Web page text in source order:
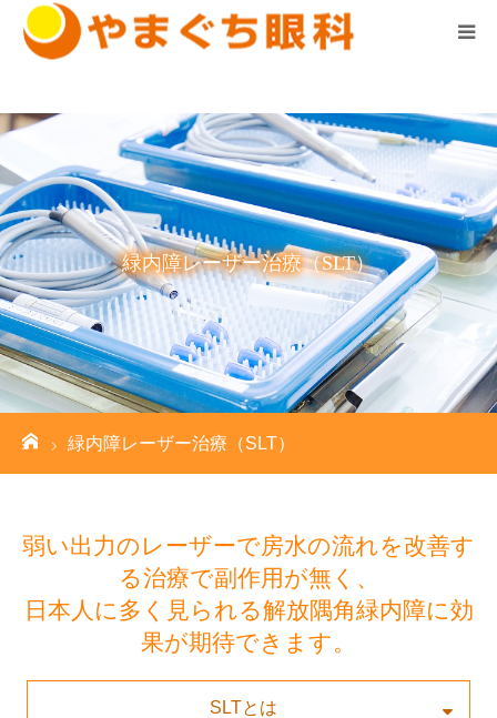
診察時間はこちら ▼
緑内障レーザー治療（SLT）
ム 緑内障レーザー治療（SLT）
弱い出力のレーザーで房水の流れを改善す
る治療で副作用が無く、
日本人に多く見られる解放隅角緑内障に効
果が期待できます。
SLTとは
診療案内
医院案内
スタッフ紹介
求人情報
お知らせ
院長の気まぐれブログ